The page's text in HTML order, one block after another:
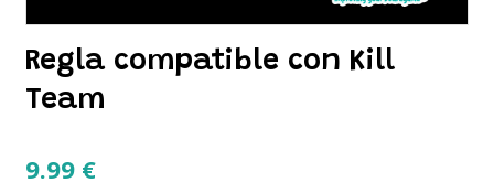
Regla compatible con Kill
Team
9.99 €